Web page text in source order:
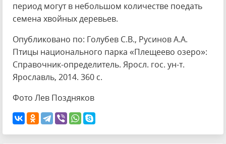
период могут в небольшом количестве поедать
семена хвойных деревьев.
Опубликовано по: Голубев С.В., Русинов А.А.
Птицы национального парка «Плещеево озеро»:
Справочник-определитель. Яросл. гос. ун-т.
Ярославль, 2014. 360 с.
Фото Лев Поздняков